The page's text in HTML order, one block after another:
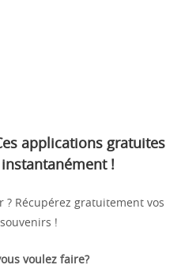
applications gratuites
!
Récupérez gratuitement vos
!
voulez faire?